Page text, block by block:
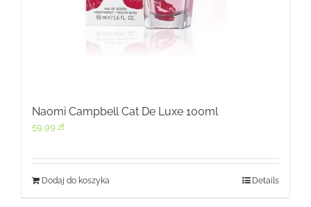
Naomi Campbell Cat De Luxe 100ml
59,99 zł
Dodaj do koszyka Details